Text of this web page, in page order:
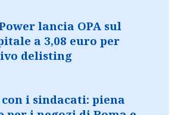
lancia OPA sul
a 3,08 euro per
delisting
i sindacati: piena